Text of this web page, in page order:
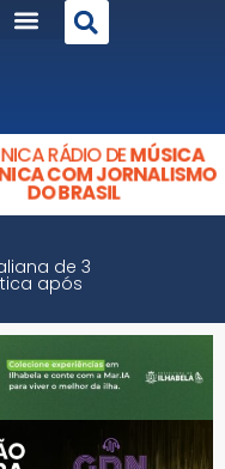
RÁDIO DEMÚSICA
COM JORNALISMO
DO BRASIL
de 3
após